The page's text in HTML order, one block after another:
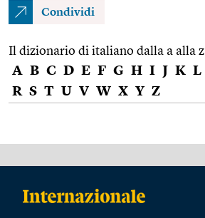
Condividi
Il dizionario di italiano dalla a alla z
A B C D E F G H I J K L
R S T U V W X Y Z